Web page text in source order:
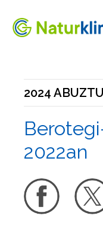
Edukietara jo
2024
2022an